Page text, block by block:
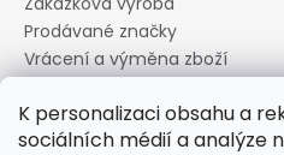
K personalizaci obsahu a
sociálních médií a analýze
Prodávané značky
Vrácení a výměna zboží
Informace o souborech
Reklamační řád